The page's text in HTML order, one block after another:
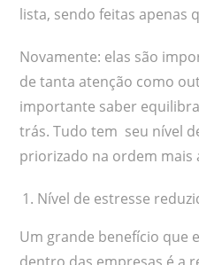
lista, sendo feitas apenas
Novamente: elas são
de tanta atenção como
importante saber
trás. Tudo tem seu nível
priorizado na ordem mais
Nível de estresse
Um grande benefício que